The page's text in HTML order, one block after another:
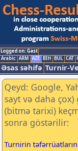
Logged on: Gast
Arabic ARM AZE BIH BUL CAT
Əsas səhifə Turnir-
Qeyd: Google,
sayt və daha
(bitmə tarixi)
sonra göstərilir:
Turnirin